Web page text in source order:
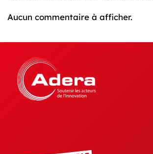
Aucun commentaire à afficher.